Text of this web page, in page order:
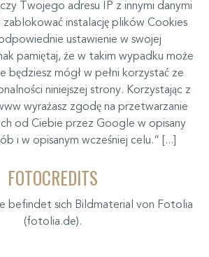
Twojego adresu IP z innymi danymi
instalację plików Cookies
ustawienie w swojej
pamiętaj, że w takim wypadku może
będziesz mógł w pełni korzystać ze
niniejszej strony. Korzystając z
wyrażasz zgodę na przetwarzanie
od Ciebie przez Google w opisany
i w opisanym wcześniej celu.“ [...]
FOTOCREDITS
befindet sich Bildmaterial von Fotolia
(fotolia.de).